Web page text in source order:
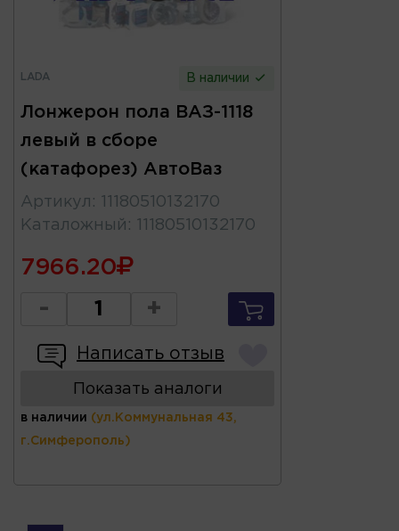
LADA В наличии
Лонжерон пола ВАЗ-1118
левый в сборе
(катафорез) АвтоВаз
Артикул :
11180510132170
Каталожный : 11180510132170
7966.20
- +
Написать отзыв
Показать аналоги
в наличии (ул.Коммунальная 43,
г.Симферополь)